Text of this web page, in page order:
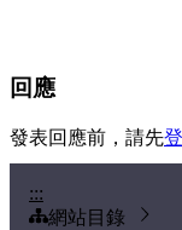
回應
發表回應前，請先
:::
網站目錄